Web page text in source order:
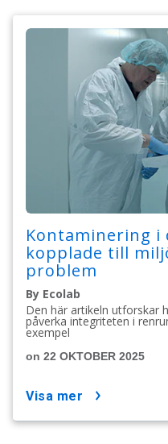
Kontaminering i
kopplade till
problem
By Ecolab
Den här artikeln utforskar
påverka integriteten i
exempel
on 22 OKTOBER 2025
visa mer